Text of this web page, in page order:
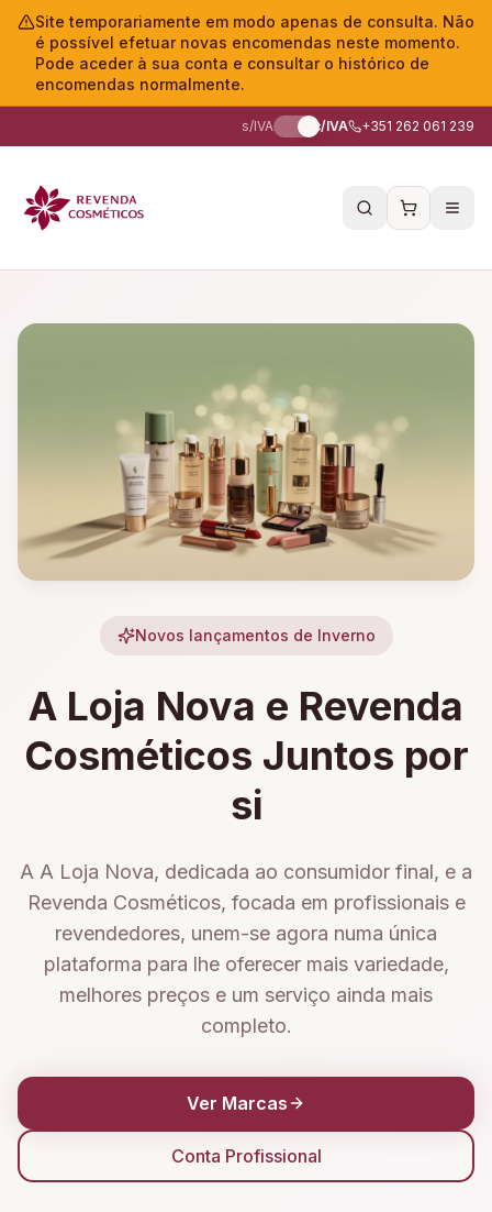
Site temporariamente em modo apenas de consulta. Não
é possível efetuar novas encomendas neste momento.
Pode aceder à sua conta e consultar o histórico de
encomendas normalmente.
s/IVA c/IVA +351 262 061 239
Novos lançamentos de Inverno
A Loja Nova e Revenda
Cosméticos Juntos por
si
A A Loja Nova, dedicada ao consumidor final, e a
Revenda Cosméticos, focada em profissionais e
revendedores, unem-se agora numa única
plataforma para lhe oferecer mais variedade,
melhores preços e um serviço ainda mais
completo.
Ver Marcas
Conta Profissional